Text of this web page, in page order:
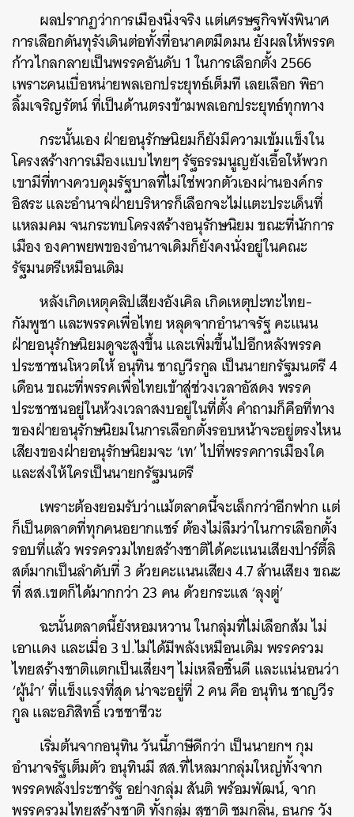
ผลปรากฏว่าการเมืองนิ่งจริง แต่เศรษฐกิจพังพินาศ
การเลือกดันทุรังเดินต่อทั้งที่อนาคตมืดมน ยังผลให้พรรค
ก้าวไกลกลายเป็นพรรคอันดับ 1 ในการเลือกตั้ง 2566
เพราะคนเบื่อหน่ายพลเอกประยุทธ์เต็มที เลยเลือก พิธา
ลิ้มเจริญรัตน์ ที่เป็นด้านตรงข้ามพลเอกประยุทธ์ทุกทาง
กระนั้นเอง ฝ่ายอนุรักษนิยมก็ยังมีความเข้มแข็งใน
โครงสร้างการเมืองแบบไทยๆ รัฐธรรมนูญยังเอื้อให้พวก
เขามีที่ทางควบคุมรัฐบาลที่ไม่ใช่พวกตัวเองผ่านองค์กร
อิสระ และอำนาจฝ่ายบริหารก็เลือกจะไม่แตะประเด็นที่
แหลมคม จนกระทบโครงสร้างอนุรักษนิยม ขณะที่นักการ
เมือง องคาพยพของอำนาจเดิมก็ยังคงนั่งอยู่ในคณะ
รัฐมนตรีเหมือนเดิม
หลังเกิดเหตุคลิปเสียงอังเคิล เกิดเหตุปะทะไทย-
กัมพูชา และพรรคเพื่อไทย หลุดจากอำนาจรัฐ คะแนน
ฝ่ายอนุรักษนิยมดูจะสูงขึ้น และเพิ่มขึ้นไปอีกหลังพรรค
ประชาชนโหวตให้ อนุทิน ชาญวีรกูล เป็นนายกรัฐมนตรี 4
เดือน ขณะที่พรรคเพื่อไทยเข้าสู่ช่วงเวลาอัสดง พรรค
ประชาชนอยู่ในห้วงเวลาสงบอยู่ในที่ตั้ง คำถามก็คือที่ทาง
ของฝ่ายอนุรักษนิยมในการเลือกตั้งรอบหน้าจะอยู่ตรงไหน
เสียงของฝ่ายอนุรักษนิยมจะ ‘เท’ ไปที่พรรคการเมืองใด
และส่งให้ใครเป็นนายกรัฐมนตรี
เพราะต้องยอมรับว่าแม้ตลาดนี้จะเล็กกว่าอีกฟาก แต่
ก็เป็นตลาดที่ทุกคนอยากแชร์ ต้องไม่ลืมว่าในการเลือกตั้ง
รอบที่แล้ว พรรครวมไทยสร้างชาติได้คะแนนเสียงปาร์ตี้ลิ
สต์มากเป็นลำดับที่ 3 ด้วยคะแนนเสียง 4.7 ล้านเสียง ขณะ
ที่ สส.เขตก็ได้มากกว่า 23 คน ด้วยกระแส ‘ลุงตู่’
ฉะนั้นตลาดนี้ยังหอมหวาน ในกลุ่มที่ไม่เลือกส้ม ไม่
เอาแดง และเมื่อ 3 ป.ไม่ได้มีพลังเหมือนเดิม พรรครวม
ไทยสร้างชาติแตกเป็นเสี่ยงๆ ไม่เหลือชิ้นดี และแน่นอนว่า
‘ผู้นำ’ ที่แข็งแรงที่สุด น่าจะอยู่ที่ 2 คน คือ อนุทิน ชาญวีร
กูล และอภิสิทธิ์ เวชชาชีวะ
เริ่มต้นจากอนุทิน วันนี้ภาษีดีกว่า เป็นนายกฯ กุม
อำนาจรัฐเต็มตัว อนุทินมี สส.ที่ไหลมากลุ่มใหญ่ทั้งจาก
พรรคพลังประชารัฐ อย่างกลุ่ม สันติ พร้อมพัฒน์, จาก
พรรครวมไทยสร้างชาติ ทั้งกลุ่ม สุชาติ ชมกลิ่น, ธนกร วัง